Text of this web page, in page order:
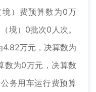
）费预算数为0万
境）0批次0人次。
万元，决算数为
数为0万元，决算数
务用车运行费预算